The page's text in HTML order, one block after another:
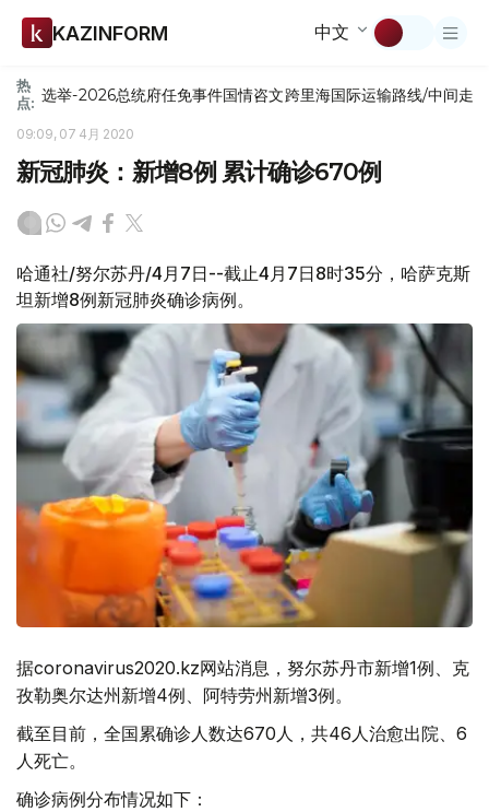
KAZINFORM 中文
热
点: 选举-2026总统府任免事件国情咨文跨里海国际运输路线/中间走廊
09:09, 07 4月 2020
新冠肺炎：新增8例 累计确诊670例
哈通社/努尔苏丹/4月7日--截止4月7日8时35分，哈萨克斯
坦新增8例新冠肺炎确诊病例。
据coronavirus2020.kz网站消息，努尔苏丹市新增1例、克
孜勒奥尔达州新增4例、阿特劳州新增3例。
截至目前，全国累确诊人数达670人，共46人治愈出院、6
人死亡。
确诊病例分布情况如下：